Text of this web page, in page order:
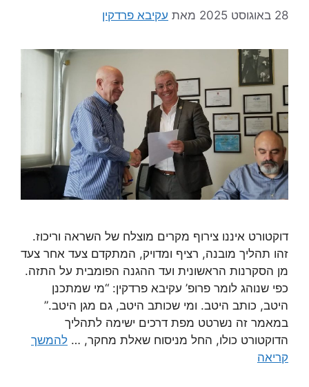
28 באוגוסט 2025 מאת עקיבא פרדקין
דוקטורט איננו צירוף מקרים מוצלח של השראה וריכוז.
זהו תהליך מובנה, רציף ומדויק, המתקדם צעד אחר צעד
מן הסקרנות הראשונית ועד ההגנה הפומבית על התזה.
כפי שנוהג לומר פרופ’ עקיבא פרדקין: “מי שמתכנן
היטב, כותב היטב. ומי שכותב היטב, גם מגן היטב.”
במאמר זה נשרטט מפת דרכים ישימה לתהליך
הדוקטורט כולו, החל מניסוח שאלת מחקר, … להמשך
קריאה